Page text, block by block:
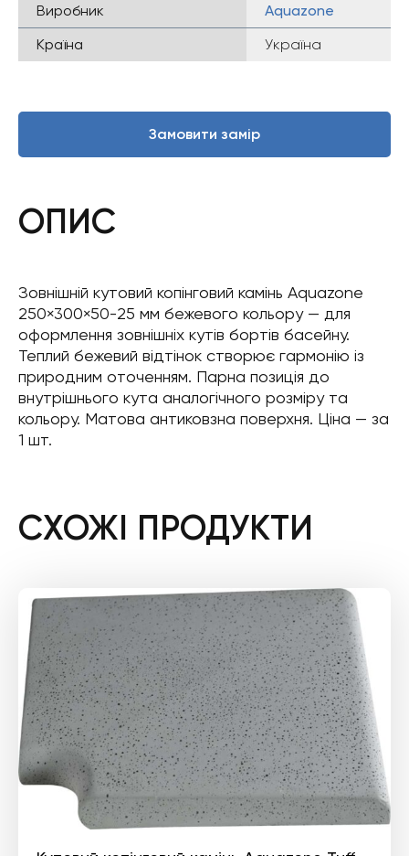
Виробник
Aquazone
Країна
Україна
Замовити замір
ОПИС
Зовнішній кутовий копінговий камінь Aquazone
250×300×50-25 мм бежевого кольору — для
оформлення зовнішніх кутів бортів басейну.
Теплий бежевий відтінок створює гармонію із
природним оточенням. Парна позиція до
внутрішнього кута аналогічного розміру та
кольору. Матова антиковзна поверхня. Ціна — за
1 шт.
СХОЖІ ПРОДУКТИ